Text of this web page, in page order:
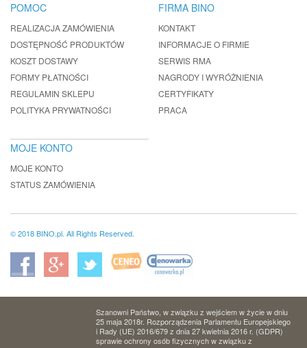
POMOC
REALIZACJA ZAMÓWIENIA
DOSTĘPNOŚĆ PRODUKTÓW
KOSZT DOSTAWY
FORMY PŁATNOŚCI
REGULAMIN SKLEPU
POLITYKA PRYWATNOŚCI
FIRMA BINO
KONTAKT
INFORMACJE O FIRMIE
SERWIS RMA
NAGRODY I WYRÓŻNIENIA
CERTYFIKATY
PRACA
MOJE KONTO
MOJE KONTO
STATUS ZAMÓWIENIA
© 2018 BINO.pl. All Rights Reserved.
Szanowni Państwo, w związku z wejściem w życie w dniu
25 maja 2018r. Rozporządzenia Parlamentu Europejskiego
i Rady (UE) 2016/679 z dnia 27 kwietnia 2016 r. (GDPR)
sprawie ochrony osób fizycznych w związku z